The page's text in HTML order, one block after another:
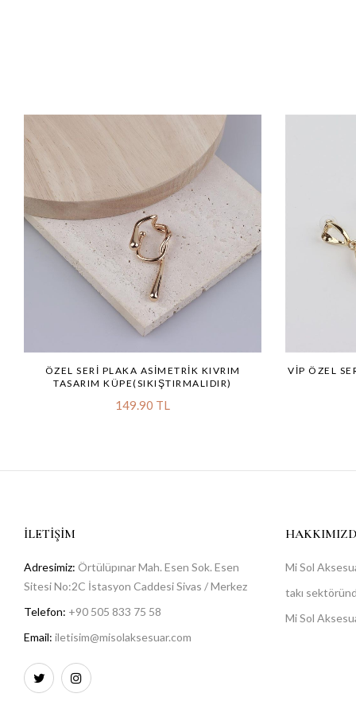
ÖZEL SERI PLAKA ASIMETRIK KIVRIM
TASARIM KÜPE(SIKIŞTIRMALIDIR)
149.90 TL
VİP ÖZEL
İLETIŞIM
Adresimiz: Örtülüpınar Mah. Esen Sok. Esen
Sitesi No:2C İstasyon Caddesi Sivas / Merkez
Telefon: +90 505 833 75 58
Email: iletisim@misolaksesuar.com
Mi Sol
takı
Mi Sol